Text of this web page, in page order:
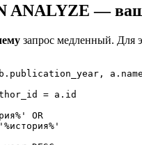
ANALYZE —
запрос медленный. Для
a.name
= a.id
OR